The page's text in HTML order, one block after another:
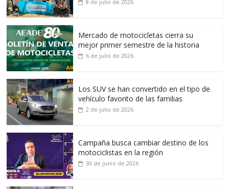
8 de julio de 2026
Mercado de motocicletas cierra su
mejor primer semestre de la historia
6 de julio de 2026
Los SUV se han convertido en el tipo de
vehículo favorito de las familias
2 de julio de 2026
Campaña busca cambiar destino de los
motociclistas en la región
30 de junio de 2026